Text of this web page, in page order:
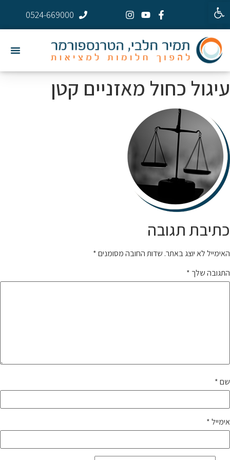
פתח סרגל נגישות
0524-669000
עיגול כחול מאזניים קטן
כתיבת תגובה
האימייל לא יוצג באתר. שדות החובה מסומנים*
התגובה שלך *
שם*
אימייל*